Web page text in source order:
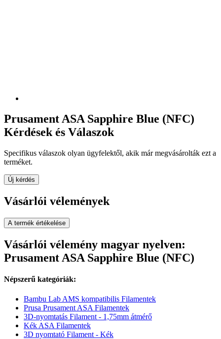
Prusament ASA Sapphire Blue (NFC)
Kérdések és Válaszok
Specifikus válaszok olyan ügyfelektől, akik már megvásárolták ezt a
terméket.
Új kérdés
Vásárlói vélemények
A termék értékelése
Vásárlói vélemény magyar nyelven:
Prusament ASA Sapphire Blue (NFC)
Népszerű kategóriák:
Bambu Lab AMS kompatibilis Filamentek
Prusa Prusament ASA Filamentek
3D-nyomtatás Filament - 1,75mm átmérő
Kék ASA Filamentek
3D nyomtató Filament - Kék